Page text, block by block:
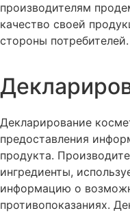
производителям
качество своей
стороны потребителей.
Декларирование
предоставления
продукта.
ингредиенты,
информацию о
противопоказаниях.